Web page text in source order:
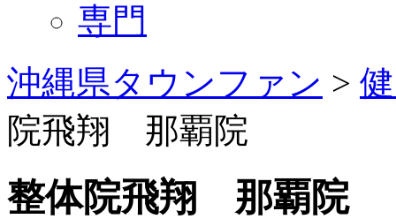
専門
沖縄県タウンファン >
院飛翔 那覇院
整体院飛翔 那覇院